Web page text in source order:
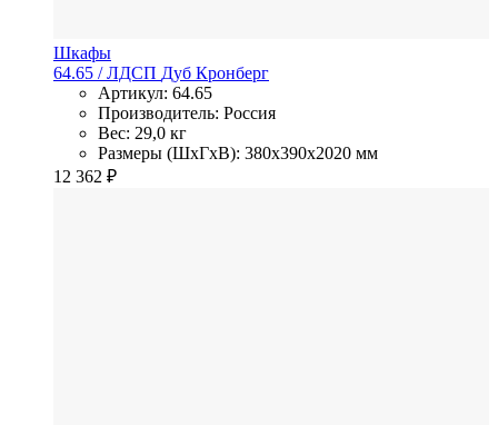
Шкафы
64.65 / ЛДСП Дуб Кронберг
Артикул: 64.65
Производитель: Россия
Вес: 29,0 кг
Размеры (ШхГхВ): 380x390x2020 мм
12 362 ₽